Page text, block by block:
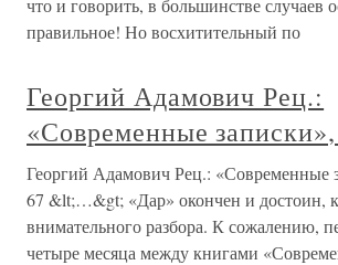
что и говорить, в большинстве случаев
правильное! Но восхитительный по
Георгий Адамович Рец.:
«Современные
Георгий Адамович Рец.: «Современные
67 &lt;…&gt; «Дар» окончен и достоин,
внимательного разбора. К сожалению,
четыре месяца между книгами